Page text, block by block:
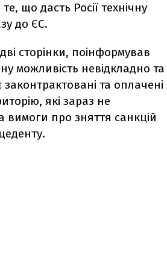
що дасть Росії технічну
до ЄС.
сторінки, поінформував
можливість невідкладно та
та оплачені
які зараз не
вимоги про зняття санкцій